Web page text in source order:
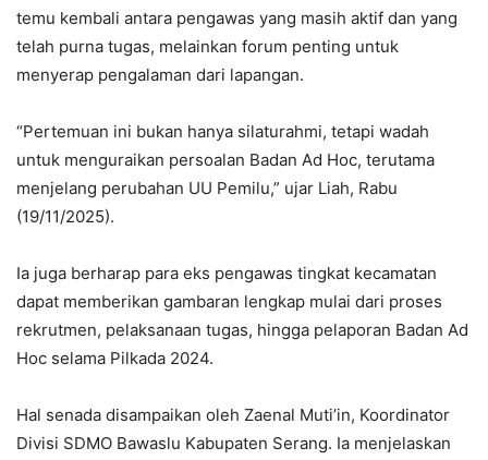
temu kembali antara pengawas yang masih aktif dan yang
telah purna tugas, melainkan forum penting untuk
menyerap pengalaman dari lapangan.
“Pertemuan ini bukan hanya silaturahmi, tetapi wadah
untuk menguraikan persoalan Badan Ad Hoc, terutama
menjelang perubahan UU Pemilu,” ujar Liah, Rabu
(19/11/2025).
Ia juga berharap para eks pengawas tingkat kecamatan
dapat memberikan gambaran lengkap mulai dari proses
rekrutmen, pelaksanaan tugas, hingga pelaporan Badan Ad
Hoc selama Pilkada 2024.
Hal senada disampaikan oleh Zaenal Muti’in, Koordinator
Divisi SDMO Bawaslu Kabupaten Serang. Ia menjelaskan